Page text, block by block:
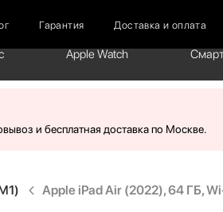
Гарантия Доставка и оплата
Apple Watch
и бесплатная доставка по Москве.
Apple iPad Air (2022), 64 ГБ,